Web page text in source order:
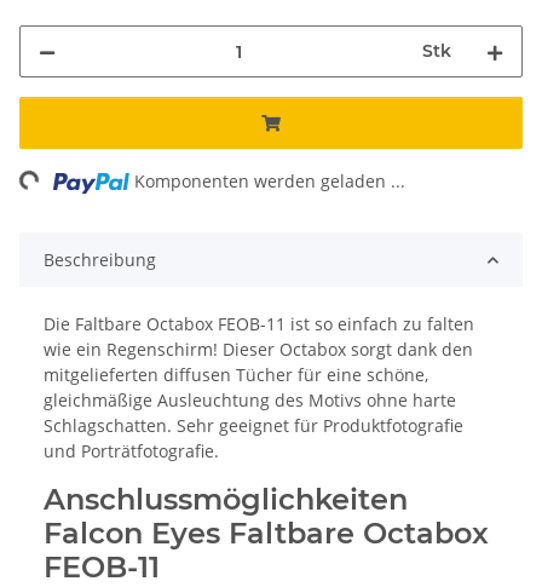
Stk
Komponenten werden geladen ...
Beschreibung
Die Faltbare Octabox FEOB-11 ist so einfach zu falten
wie ein Regenschirm! Dieser Octabox sorgt dank den
mitgelieferten diffusen Tücher für eine schöne,
gleichmäßige Ausleuchtung des Motivs ohne harte
Schlagschatten. Sehr geeignet für Produktfotografie
und Porträtfotografie.
Anschlussmöglichkeiten
Falcon Eyes Faltbare Octabox
FEOB-11